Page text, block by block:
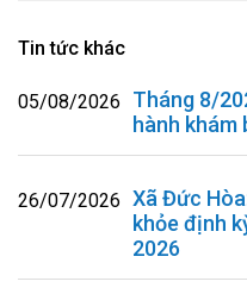
Tin tức khác
05/08/2026
Tháng 8/
hành khám
26/07/2026 Xã Đức
khỏe định
2026